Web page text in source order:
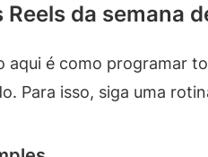
da semana
é como programar
Para isso, siga uma